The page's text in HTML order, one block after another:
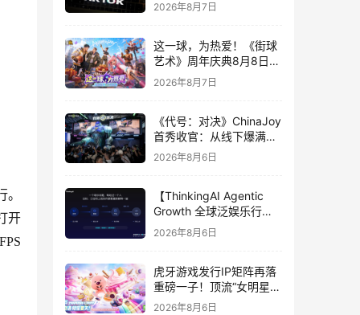
开
2026年8月7日
这一球，为热爱！《街球
艺术》周年庆典8月8日正
式上线，多重福利与全新
内容同步开启
2026年8月7日
《代号：对决》ChinaJoy
首秀收官：从线下爆满看
见玩家的真实期待
2026年8月6日
【ThinkingAI Agentic
Growth 全球泛娱乐行业
峰会】Agent 时代，人到
底负责什么
2026年8月6日
虎牙游戏发行IP矩阵再落
重磅一子！顶流“女明星”
ZANMANG LOOPY 正版
2026年8月6日